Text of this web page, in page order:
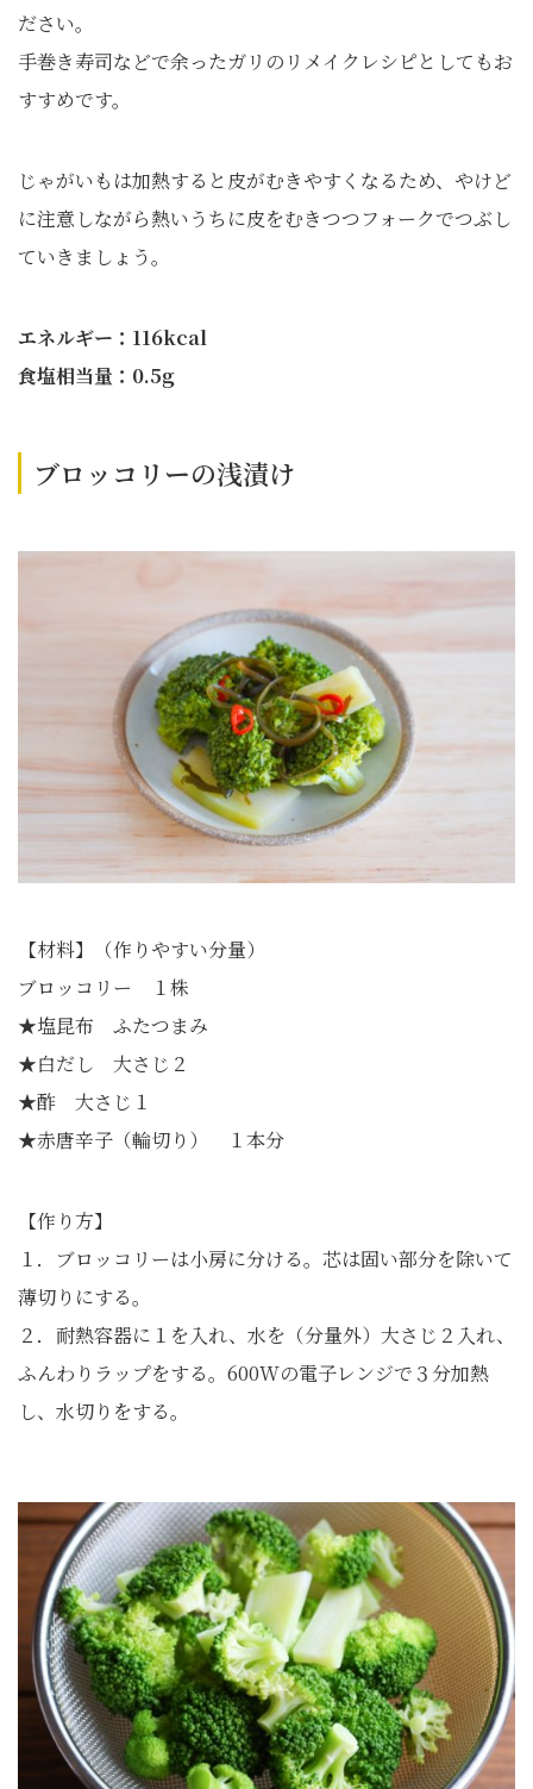
ださい。
手巻き寿司などで余ったガリのリメイクレシピとしてもお
すすめです。
じゃがいもは加熱すると皮がむきやすくなるため、やけど
に注意しながら熱いうちに皮をむきつつフォークでつぶし
ていきましょう。
エネルギー：116kcal
食塩相当量：0.5g
ブロッコリーの浅漬け
【材料】（作りやすい分量）
ブロッコリー １株
★塩昆布 ふたつまみ
★白だし 大さじ２
★酢 大さじ１
★赤唐辛子（輪切り） １本分
【作り方】
１．ブロッコリーは小房に分ける。芯は固い部分を除いて
薄切りにする。
２．耐熱容器に１を入れ、水を（分量外）大さじ２入れ、
ふんわりラップをする。600Wの電子レンジで３分加熱
し、水切りをする。